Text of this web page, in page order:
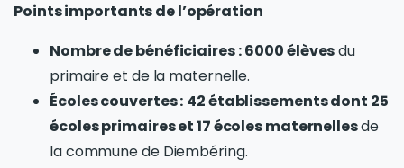
Points importants de l’opération
Nombre de bénéficiaires :6000 élèvesdu
primaire et de la maternelle.
Écoles couvertes : 42 établissements dont 25
écoles primaires et 17 écoles maternellesde
la commune de Diembéring.